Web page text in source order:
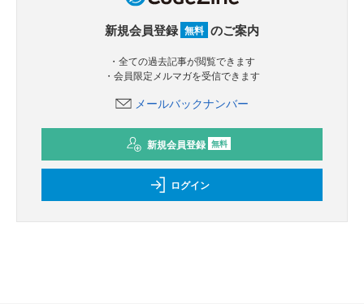
新規会員登録 無料 のご案内
・全ての過去記事が閲覧できます
・会員限定メルマガを受信できます
メールバックナンバー
新規会員登録 無料
ログイン